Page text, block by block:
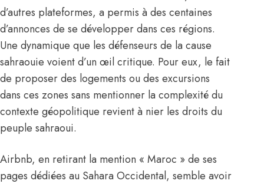
d’autres plateformes, a permis à des centaines
d’annonces de se développer dans ces régions.
Une dynamique que les défenseurs de la cause
sahraouie voient d’un œil critique. Pour eux, le fait
de proposer des logements ou des excursions
dans ces zones sans mentionner la complexité du
contexte géopolitique revient à nier les droits du
peuple sahraoui.
Airbnb, en retirant la mention « Maroc » de ses
pages dédiées au Sahara Occidental, semble avoir